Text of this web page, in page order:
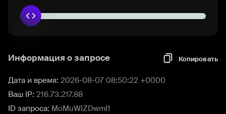
Информация о запросе Копировать
Дата и время: 2026-08-07 08:50:22 +0000
Ваш IP: 216.73.217.88
ID запроса: MoMuWIZDwmI1